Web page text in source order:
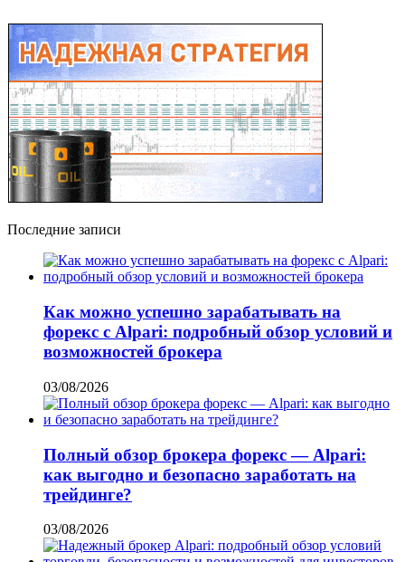
Последние записи
Как можно успешно зарабатывать на
форекс с Alpari: подробный обзор условий и
возможностей брокера
03/08/2026
Полный обзор брокера форекс — Alpari:
как выгодно и безопасно заработать на
трейдинге?
03/08/2026